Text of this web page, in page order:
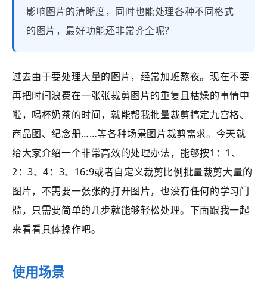
影响图片的清晰度，同时也能处理各种不同格式
的图片，最好功能还非常齐全呢？
过去由于要处理大量的图片，经常加班熬夜。现在不要
再把时间浪费在一张张裁剪图片的重复且枯燥的事情中
啦，喝杯奶茶的时间，就能帮我批量裁剪搞定九宫格、
商品图、纪念册……等各种场景图片裁剪需求。今天就
给大家介绍一个非常高效的处理办法，能够按1：1、
2：3、4：3、16:9或者自定义裁剪比例批量裁剪大量的
图片，不需要一张张的打开图片，也没有任何的学习门
槛，只需要简单的几步就能够轻松处理。下面跟我一起
来看看具体操作吧。
使用场景